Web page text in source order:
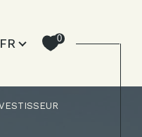
Langue
FR 0